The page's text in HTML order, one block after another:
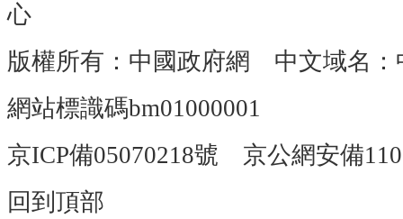
心
版權所有：中國政府網 中文域名：
網站標識碼bm01000001
京ICP備05070218號 京公網安備
回到頂部